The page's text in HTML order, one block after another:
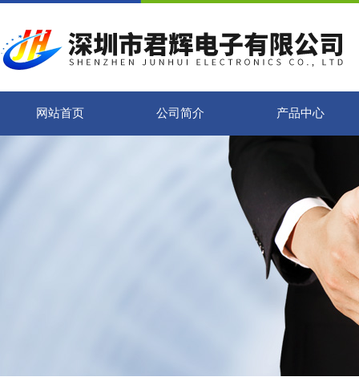
网站首页 公司简介 产品中心